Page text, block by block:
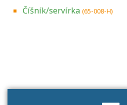
Číšník/servírka (65-008-H)
Projděte si seznam